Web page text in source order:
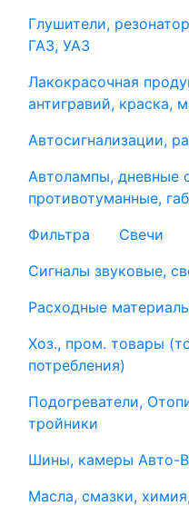
Глушители,
ГАЗ, УАЗ
Лакокрасочная
антигравий, краска,
Автосигнализации,
Автолампы, дневные
противотуманные,
Фильтра
Свечи
Сигналы звуковые,
Расходные
Хоз., пром. товары
потребления)
Подогреватели,
тройники
Шины, камеры Авто-
Масла, смазки,